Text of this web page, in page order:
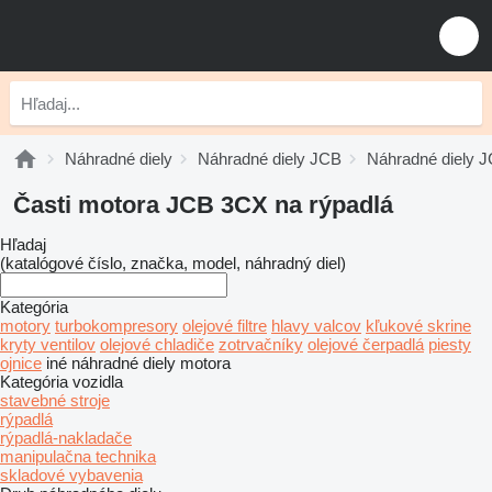
Náhradné diely Náhradné diely JCB Náhradné diely
Časti motora JCB 3CX na rýpadlá
Hľadaj
(katalógové číslo, značka, model, náhradný diel)
Kategória
motory turbokompresory olejové filtre hlavy valcov kľukové skrine
kryty ventilov olejové chladiče zotrvačníky olejové čerpadlá piesty
ojnice iné náhradné diely motora
Kategória vozidla
stavebné stroje
rýpadlá
rýpadlá-nakladače
manipulačna technika
skladové vybavenia